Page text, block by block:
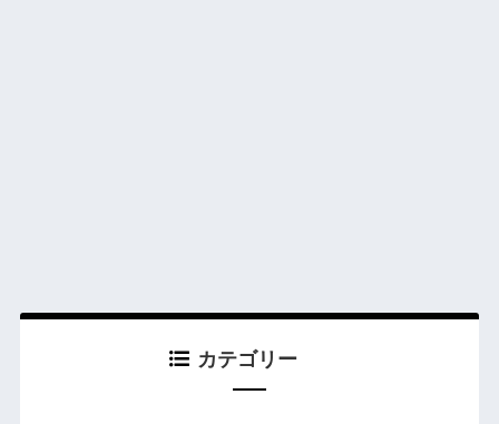
カテゴリー